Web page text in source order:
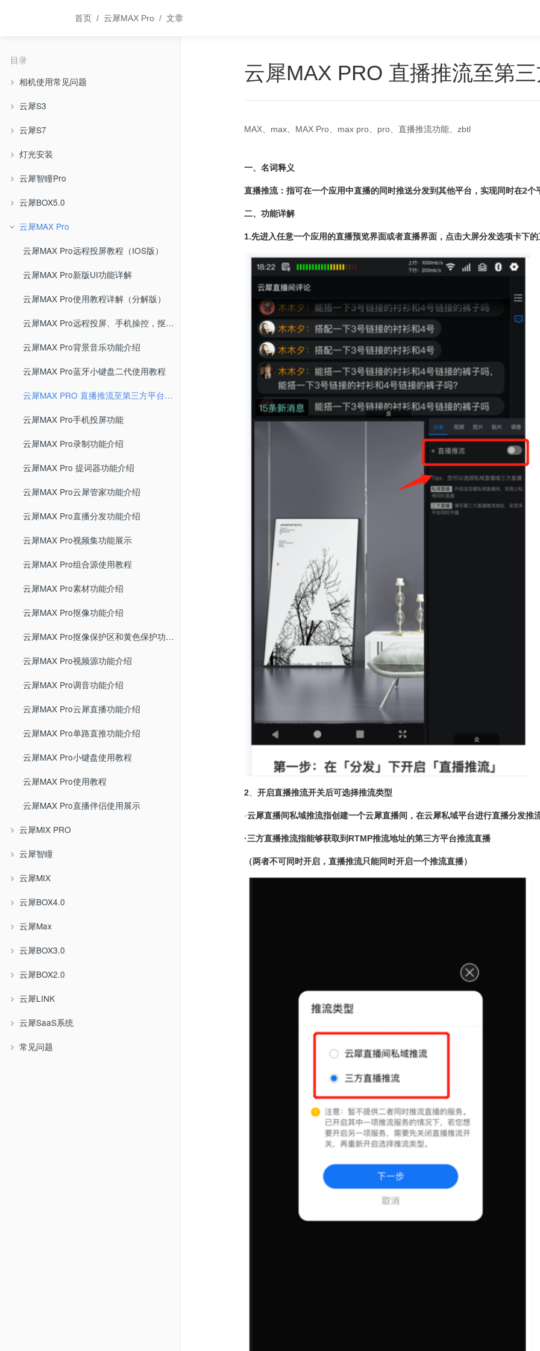
首页 云犀MAX Pro 文章
目录
相机使用常见问题
云犀S3
云犀S7
灯光安装
云犀智瞳Pro
云犀BOX5.0
云犀MAX Pro
云犀MAX Pro远程投屏教程（IOS版）
云犀MAX Pro新版UI功能详解
云犀MAX Pro使用教程详解（分解版）
云犀MAX Pro远程投屏、手机操控，抠像取色功能介绍
云犀MAX Pro背景音乐功能介绍
云犀MAX Pro蓝牙小键盘二代使用教程
云犀MAX PRO 直播推流至第三方平台功能
云犀MAX Pro手机投屏功能
云犀MAX Pro录制功能介绍
云犀MAX Pro 提词器功能介绍
云犀MAX Pro云犀管家功能介绍
云犀MAX Pro直播分发功能介绍
云犀MAX Pro视频集功能展示
云犀MAX Pro组合源使用教程
云犀MAX Pro素材功能介绍
云犀MAX Pro抠像功能介绍
云犀MAX Pro抠像保护区和黄色保护功能介绍
云犀MAX Pro视频源功能介绍
云犀MAX Pro调音功能介绍
云犀MAX Pro云犀直播功能介绍
云犀MAX Pro单路直推功能介绍
云犀MAX Pro小键盘使用教程
云犀MAX Pro使用教程
云犀MAX Pro直播伴侣使用展示
云犀MIX PRO
云犀智瞳
云犀MIX
云犀BOX4.0
云犀Max
云犀BOX3.0
云犀BOX2.0
云犀LINK
云犀SaaS系统
常见问题
云犀MAX PRO 直播推流至第
MAX、max、MAX Pro、max pro、pro、直播推流功能、zbtl
一、名词释义
直播推流：指可在一个应用中直播的同时推送分发到其他平台，实现同时在2个
二、功能详解
1.先进入任意一个应用的直播预览界面或者直播界面，点击大屏分发选项卡下
2、 开启直播推流开关后可选择推流类型
·云犀直播间私域推流指创建一个云犀直播间，在云犀私域平台进行直播分发推
·三方直播推流指能够获取到RTMP推流地址的第三方平台推流直播
（两者不可同时开启，直播推流只能同时开启一个推流直播）